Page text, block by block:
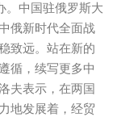
。中国驻俄罗斯大
俄新时代全面战
致远。站在新的
循，续写更多中
夫表示，在两国
地发展着，经贸